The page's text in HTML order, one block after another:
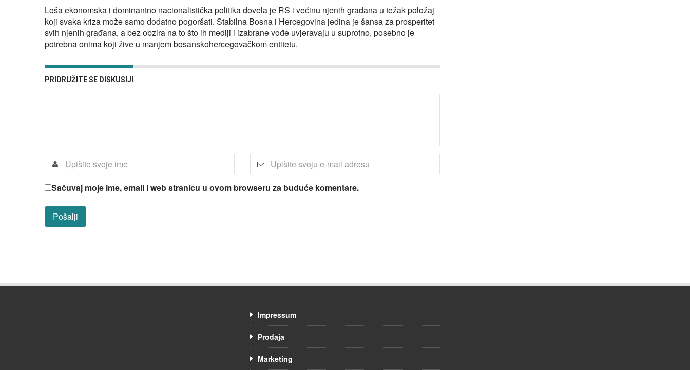
Loša ekonomska i dominantno nacionalistička politika dovela je RS i većinu njenih građana u težak položaj
koji svaka kriza može samo dodatno pogoršati. Stabilna Bosna i Hercegovina jedina je šansa za prosperitet
svih njenih građana, a bez obzira na to što ih mediji i izabrane vođe uvjeravaju u suprotno, posebno je
potrebna onima koji žive u manjem bosanskohercegovačkom entitetu.
PRIDRUŽITE SE DISKUSIJI
Sačuvaj moje ime, email i web stranicu u ovom browseru za buduće komentare.
Impressum
Prodaja
Marketing